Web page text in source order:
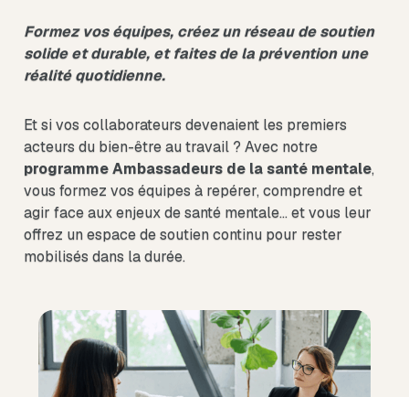
Formez vos équipes, créez un réseau de soutien
solide et durable, et faites de la prévention une
réalité quotidienne.
Et si vos collaborateurs devenaient les premiers
acteurs du bien-être au travail ? Avec notre
programme Ambassadeurs de la santé mentale,
vous formez vos équipes à repérer, comprendre et
agir face aux enjeux de santé mentale… et vous leur
offrez un espace de soutien continu pour rester
mobilisés dans la durée.